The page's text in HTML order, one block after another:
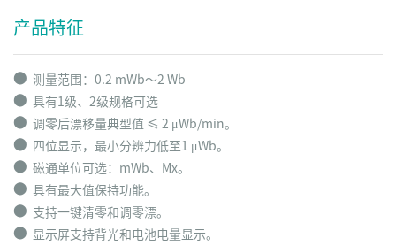
产品特征
⬤ 测量范围：0.2 mWb～2 Wb
⬤
具有1级、2级规格可选
⬤ 调零后漂移量典型值 ≤ 2 μWb/min。
⬤
四位显示，最小分辨力低至1 μWb。
⬤ 磁通单位可选：mWb、Mx。
⬤
具有最大值保持功能。
⬤ 支持一键清零和调零漂。
⬤
显示屏支持背光和电池电量显示。